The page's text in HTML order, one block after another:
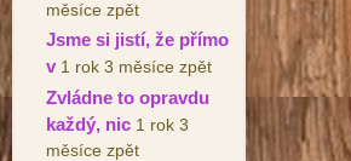
měsíce zpět
Jsme si jistí, že přímo
v 1 rok 3 měsíce zpět
Zvládne to opravdu
každý, nic 1 rok 3
měsíce zpět